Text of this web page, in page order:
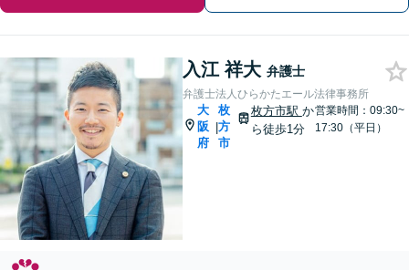
入江 祥大 弁護士
弁護士法人ひらかたエール法律事務所
大
阪
府
|
枚
方
市
枚方市駅 か
ら徒歩1分
営業時間：09:30~
17:30（平日）